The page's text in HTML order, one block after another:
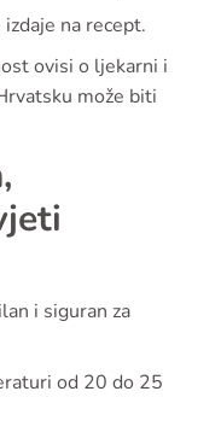
na recept.
ovisi o ljekarni i
može biti
i siguran za
od 20 do 25